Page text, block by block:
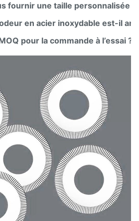
fournir une taille personnalisée
en acier inoxydable est-il
pour la commande à l’essai ?